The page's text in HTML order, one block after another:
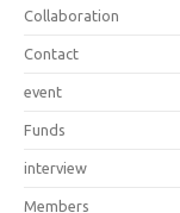
Collaboration
Contact
event
Funds
interview
Members